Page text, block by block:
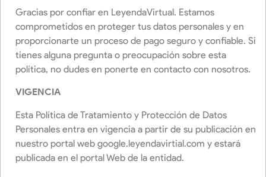
Gracias por confiar en LeyendaVirtual. Estamos
comprometidos en proteger tus datos personales y en
proporcionarte un proceso de pago seguro y confiable. Si
tienes alguna pregunta o preocupación sobre esta
política, no dudes en ponerte en contacto con nosotros.
VIGENCIA
Esta Política de Tratamiento y Protección de Datos
Personales entra en vigencia a partir de su publicación en
nuestro portal web google.leyendavirtial.com y estará
publicada en el portal Web de la entidad.